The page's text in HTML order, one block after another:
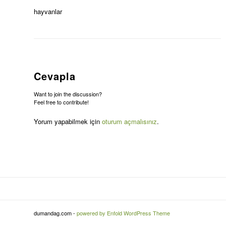
hayvanlar
Cevapla
Want to join the discussion?
Feel free to contribute!
Yorum yapabilmek için oturum açmalısınız.
dumandag.com - powered by Enfold WordPress Theme